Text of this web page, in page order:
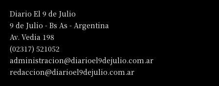
Diario El 9 de Julio
9 de Julio - Bs As - Argentina
Av. Vedia 198
(02317) 521052
administracion@diarioel9dejulio.com.ar
redaccion@diarioel9dejulio.com.ar